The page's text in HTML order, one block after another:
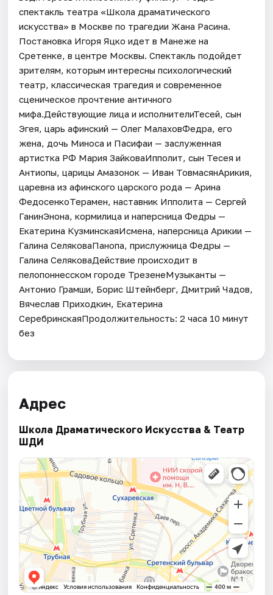
спектакль театра «Школа драматического
искусства» в Москве по трагедии Жана Расина.
Постановка Игоря Яцко идет в Манеже на
Сретенке, в центре Москвы. Спектакль подойдет
зрителям, которым интересны психологический
театр, классическая трагедия и современное
сценическое прочтение античного
мифа.Действующие лица и исполнителиТесей, сын
Эгея, царь афинский — Олег МалаховФедра, его
жена, дочь Миноса и Пасифаи — заслуженная
артистка РФ Мария ЗайковаИпполит, сын Тесея и
Антиопы, царицы Амазонок — Иван ТовмасянАрикия,
царевна из афинского царского рода — Арина
ФедосенкоТерамен, наставник Ипполита — Сергей
ГанинЭнона, кормилица и наперсница Федры —
Екатерина КузминскаяИсмена, наперсница Арикии —
Галина СеляковаПанопа, прислужница Федры —
Галина СеляковаДействие происходит в
пелопоннесском городе ТрезенеМузыканты —
Антонио Грамши, Борис Штейнберг, Дмитрий Чадов,
Вячеслав Приходкин, Екатерина
СеребринскаяПродолжительность: 2 часа 10 минут
без
Адрес
Школа Драматического Искусства & Театр
ШДИ